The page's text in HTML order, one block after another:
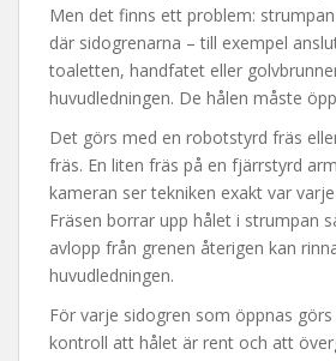
Men det finns ett problem:
där sidogrenarna – till exempel
toaletten, handfatet eller
huvudledningen. De hålen måste
Det görs med en robotstyrd fräs
fräs. En liten fräs på en fjärrstyrd
kameran ser tekniken exakt var
Fräsen borrar upp hålet i strumpan
avlopp från grenen återigen kan
huvudledningen.
För varje sidogren som öppnas
kontroll att hålet är rent och att